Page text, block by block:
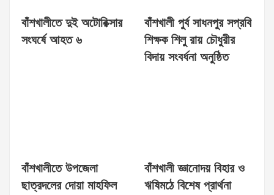
বাঁশখালীতে দুই অটোরিক্সার
সংঘর্ষে আহত ৬
বাঁশখালী পুর্ব সাধনপুর সপ্রবি
শিক্ষক শিলু রায় চৌধুরীর
বিদায় সংবর্ধনা অনুষ্ঠিত
বাঁশখালীতে উপজেলা
ছাত্রদলের দোয়া মাহফিল
বাঁশখালী জ্ঞানোদয় বিহার ও
ঋষিমঠে বিশেষ প্রার্থনা